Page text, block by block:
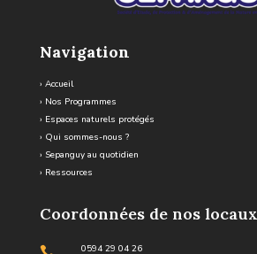
Navigation
› Accueil
› Nos Programmes
› Espaces naturels protégés
› Qui sommes-nous ?
› Sepanguy au quotidien
› Ressources
Coordonnées de nos locaux
0594 29 04 26